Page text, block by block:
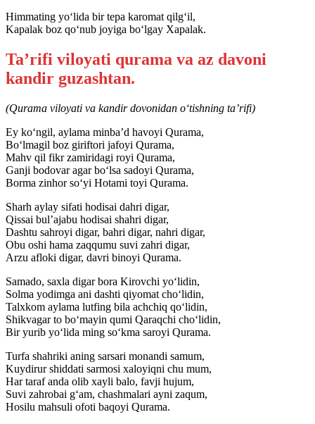
Himmating yo‘lida bir tepa karomat qilg‘il,
Kapalak boz qo‘nub joyiga bo‘lgay Xapalak.
Ta’rifi viloyati qurama va az davoni
kandir guzashtan.
(Qurama viloyati va kandir dovonidan o‘tishning ta’rifi)
Ey ko‘ngil, aylama minba’d havoyi Qurama,
Bo‘lmagil boz giriftori jafoyi Qurama,
Mahv qil fikr zamiridagi royi Qurama,
Ganji bodovar agar bo‘lsa sadoyi Qurama,
Borma zinhor so‘yi Hotami toyi Qurama.
Sharh aylay sifati hodisai dahri digar,
Qissai bul’ajabu hodisai shahri digar,
Dashtu sahroyi digar, bahri digar, nahri digar,
Obu oshi hama zaqqumu suvi zahri digar,
Arzu afloki digar, davri binoyi Qurama.
Samado, saxla digar bora Kirovchi yo‘lidin,
Solma yodimga ani dashti qiyomat cho‘lidin,
Talxkom aylama lutfing bila achchiq qo‘lidin,
Shikvagar to bo‘mayin qumi Qaraqchi cho‘lidin,
Bir yurib yo‘lida ming so‘kma saroyi Qurama.
Turfa shahriki aning sarsari monandi samum,
Kuydirur shiddati sarmosi xaloyiqni chu mum,
Har taraf anda olib xayli balo, favji hujum,
Suvi zahrobai g‘am, chashmalari ayni zaqum,
Hosilu mahsuli ofoti baqoyi Qurama.